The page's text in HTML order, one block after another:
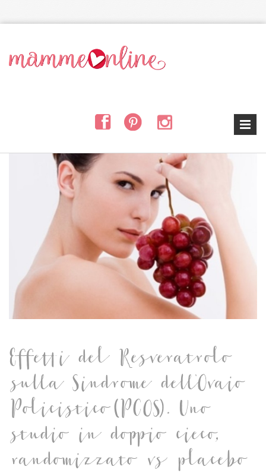
Effetti del Resveratrolo
sulla Sindrome dell'Ovaio
Policistico (PCOS). Uno
studio in doppio cieco,
randomizzato vs placebo